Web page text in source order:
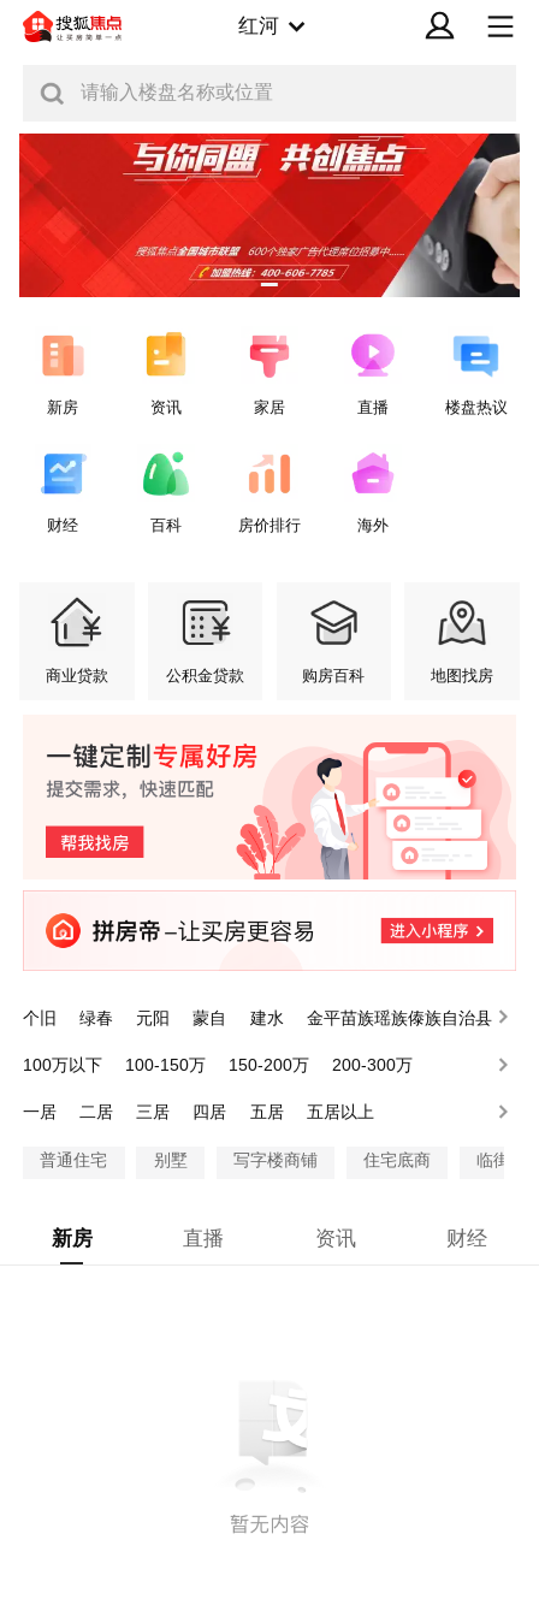
红河
请输入楼盘名称或位置
新房 资讯 家居 直播 楼盘热议
财经 百科 房价排行 海外
商业贷款 公积金贷款 购房百科 地图找房
个旧 绿春 元阳 蒙自 建水
金平苗族瑶族傣族自治县
100万以下
100-150万 150-200万
200-300万
一居
二居 三居 四居 五居 五居以上
普通住宅 别墅 写字楼商铺 住宅底商 临街商
新房 直播 资讯 财经